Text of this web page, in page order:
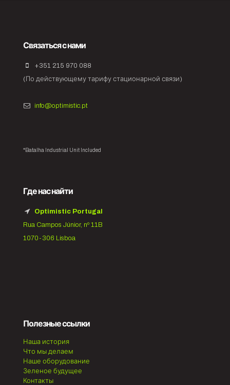
Связаться с нами
+351 215 970 088
(По действующему тарифу стационарной связи)
info@optimistic.pt
*Batalha Industrial Unit Included
Где нас найти
Optimistic Portugal
Rua Campos Júnior, nº 11B
1070-306 Lisboa
Полезные ссылки
Наша история
Что мы делаем
Наше оборудование
Зеленое будущее
Контакты